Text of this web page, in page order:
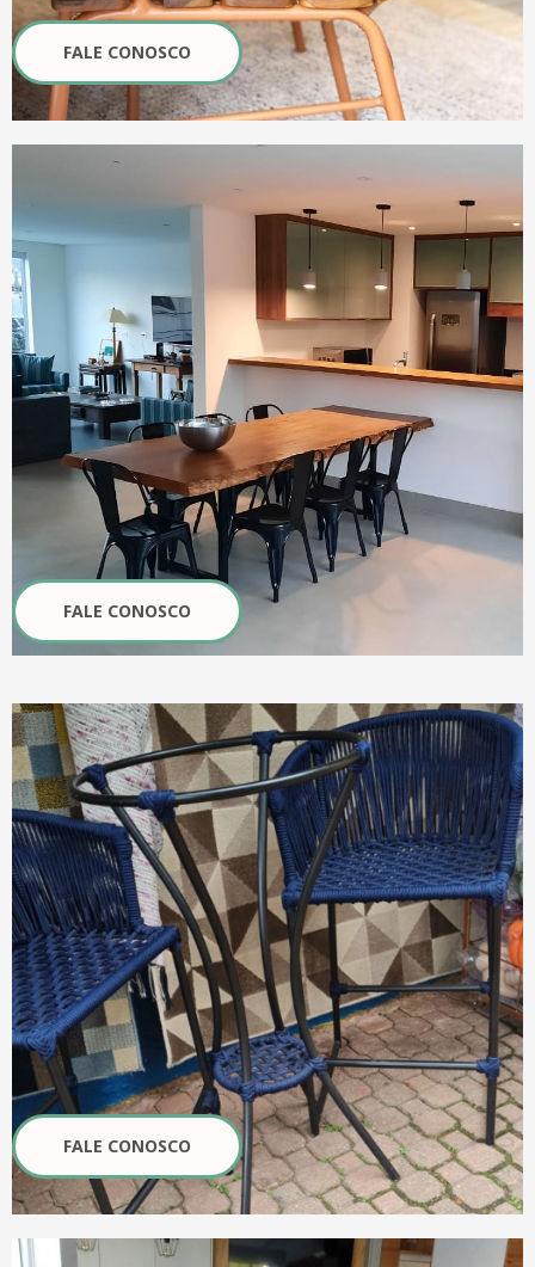
FALE CONOSCO
FALE CONOSCO
FALE CONOSCO